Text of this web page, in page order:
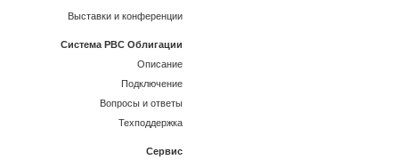
Выставки и конференции
Система РВС Облигации
Описание
Подключение
Вопросы и ответы
Техподдержка
Сервис